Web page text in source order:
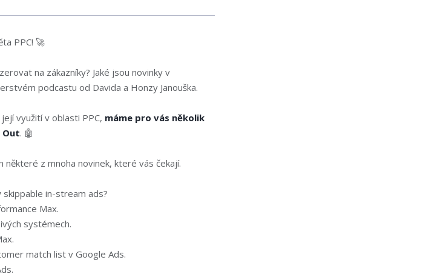
PPC! 🚀
na zákazníky? Jaké jsou novinky v
podcastu od Davida a Honzy Janouška.
využití v oblasti PPC, máme pro vás několik
Out. 🤖
z mnoha novinek, které vás čekají.
in-stream ads?
Max.
systémech.
match list v Google Ads.